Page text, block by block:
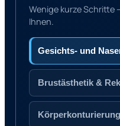
Wenige kurze Schritte
Ihnen.
Gesichts- und
Brustästhetik &
Körperkonturierung